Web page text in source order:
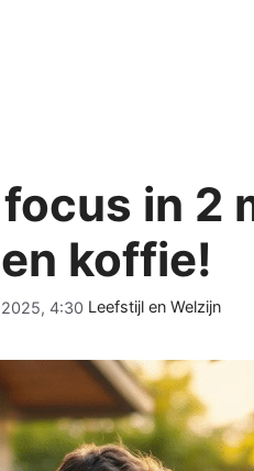
in 2
koffie!
2025, 4:30 Categorieën
Leefstijl en Welzijn